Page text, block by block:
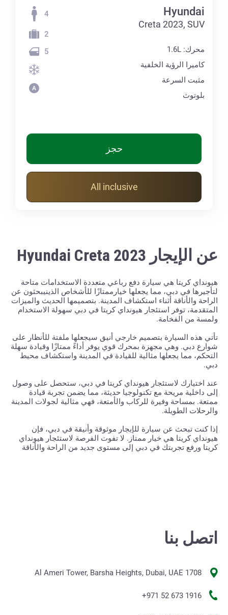
Hyundai
Creta 2023, SUV
محرك: 1.6L
كاميرا الرؤية الخلفية
مثبت السرعة
بلوتوث
4
2
5
حجز
All inclusive
عن الإيجار Hyundai Creta 2023
هيونداي كريتا هي سيارة دفع رباعي متعددة الاستخدامات متاحة
لتأجيرها في دبي، مما يجعلها خيارممتازًا للأشخاص الذينيبحثون عن
الراحة والأناقة أثناء استكشاف المدينة. بتصميمها الحديث والميزات
المتقدمة، توفر استئجار هيونداي كريتا في دبي سهولة الاستخدام
ولمسة من الفخامة.
تأتي هذه السيارة بتصميم خارجي أنيق سيجعلها ملفتة للأنظار على
شوارع دبي. وهي مجهزة بمحرك قوي يوفر أداءً ممتازًا وقيادة سهلة
التحكم، مما يجعلها مثالية للقيادة في المدينة واستكشاف محيط
دبي.
عند اختيارك لاستئجار هيونداي كريتا في دبي، ستحصل على وصول
إلى داخلية مريحة مع تكنولوجيا حديثة، مما يضمن تجربة قيادة
ممتعة. بمساحة وفيرة للركاب والأمتعة، فهي مثالية لجولات المدينة
والرحلات الطويلة.
إذا كنت تبحث عن سيارة للإيجار موثوقة وأنيقة في دبي، فإن
هيونداي كريتا هي خيار ممتاز. لا تفوت الفرصة لاستئجار هيونداي
كريتا ورفع تجربتك في دبي إلى مستوى جديد من الراحة والأناقة
اتصل بنا
1708 Al Ameri Tower, Barsha Heights, Dubai, UAE
+971 52 673 1916